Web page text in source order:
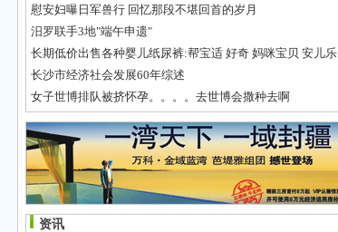
慰安妇曝日军兽行 回忆那段不堪回首的岁月
汨罗联手3地"端午申遗"
长期低价出售各种婴儿纸尿裤:帮宝适 好奇 妈咪宝贝 安儿乐
长沙市经济社会发展60年综述
女子世博排队被挤怀孕。。。。去世博会撒种去啊
资讯